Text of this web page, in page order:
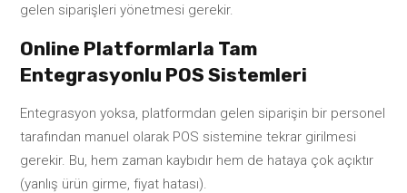
gelen siparişleri yönetmesi gerekir.
Online Platformlarla Tam
Entegrasyonlu POS Sistemleri
Entegrasyon yoksa, platformdan gelen siparişin bir personel
tarafından manuel olarak POS sistemine tekrar girilmesi
gerekir. Bu, hem zaman kaybıdır hem de hataya çok açıktır
(yanlış ürün girme, fiyat hatası).